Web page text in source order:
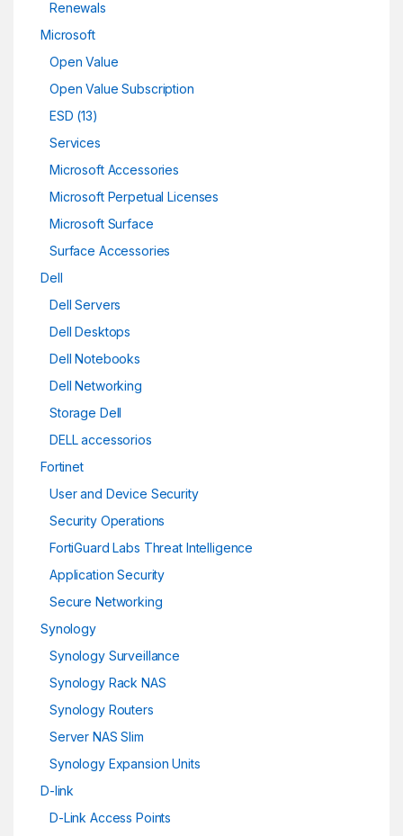
Renewals
Microsoft
Open Value
Open Value Subscription
ESD (13)
Services
Microsoft Accessories
Microsoft Perpetual Licenses
Microsoft Surface
Surface Accessories
Dell
Dell Servers
Dell Desktops
Dell Notebooks
Dell Networking
Storage Dell
DELL accessorios
Fortinet
User and Device Security
Security Operations
FortiGuard Labs Threat Intelligence
Application Security
Secure Networking
Synology
Synology Surveillance
Synology Rack NAS
Synology Routers
Server NAS Slim
Synology Expansion Units
D-link
D-Link Access Points